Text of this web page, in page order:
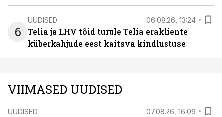
6
UUDISED 06.08.26, 13:24
Telia ja LHV tõid turule Telia erakliente
küberkahjude eest kaitsva kindlustuse
VIIMASED UUDISED
UUDISED 07.08.26, 16:09